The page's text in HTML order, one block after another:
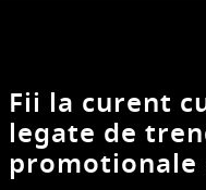
Fii la curent
legate de